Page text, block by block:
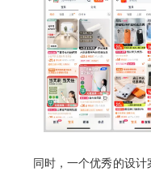
同时，一个优秀的设